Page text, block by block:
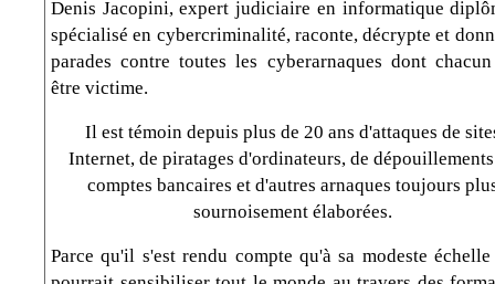
Denis Jacopini, expert judiciaire en informatique
spécialisé en cybercriminalité, raconte, décrypte et
parades contre toutes les cyberarnaques dont
être victime.
Il est témoin depuis plus de 20 ans d'attaques de
Internet, de piratages d'ordinateurs, de
comptes bancaires et d'autres arnaques toujours
sournoisement élaborées.
Parce qu'il s'est rendu compte qu'à sa modeste